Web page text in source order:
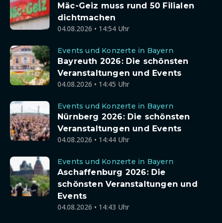
Mäc-Geiz muss rund 50 Filialen
dichtmachen
04.08.2026 • 14:54 Uhr
Events und Konzerte in Bayern
Bayreuth 2026: Die schönsten
Veranstaltungen und Events
04.08.2026 • 14:45 Uhr
Events und Konzerte in Bayern
Nürnberg 2026: Die schönsten
Veranstaltungen und Events
04.08.2026 • 14:44 Uhr
Events und Konzerte in Bayern
Aschaffenburg 2026: Die
schönsten Veranstaltungen und
Events
04.08.2026 • 14:43 Uhr